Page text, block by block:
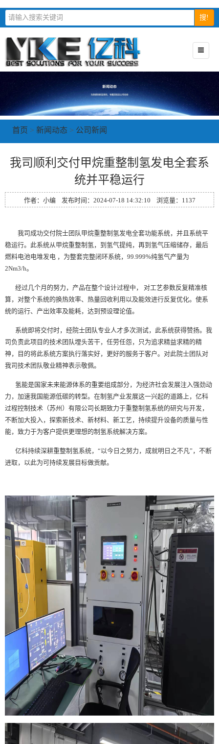
搜!
首页 > 新闻动态 > 公司新闻
我司顺利交付甲烷重整制氢发电全套系
统并平稳运行
作者：小编 发布时间：2024-07-18 14:32:10 浏览量： 1137
我司成功交付院士团队甲烷重整制氢发电全套功能系统，并且系统平
稳运行。此系统从甲烷重整制氢，到氢气提纯，再到氢气压缩储存，最后
燃料电池电堆发电 ，为整套完整闭环系统，99.999%纯氢气产量为
2Nm3/h。
经过几个月的努力，产品在整个设计过程中， 对工艺参数反复精准核
算，对整个系统的换热效率、热量回收利用以及能效进行反复优化。使系
统的运行、产出效率及能耗，达到预设理论值。
系统即将交付时，经院士团队专业人才多次测试，此系统获得赞扬。我
司负责此项目的技术团队埋头苦干，任劳任怨，只为追求精益求精的精
神，目的将此系统方案执行落实好，更好的服务于客户。对此院士团队对
我司技术团队敬业精神表示敬佩。
氢能是国家未来能源体系的重要组成部分，为经济社会发展注入强劲动
力，加速我国能源低碳的转型。在制氢产业发展这一兴起的道路上，亿科
过程控制技术（苏州）有限公司长期致力于重整制氢系统的研究与开发，
不断加大投入，探索新技术、新材料、新工艺，持续提升设备的质量与性
能，致力于为客户提供更理想的制氢系统解决方案。
亿科持续深耕重整制氢系统，“以今日之努力，成就明日之不凡”，不断
进取，以此为可持续发展目标做贡献。